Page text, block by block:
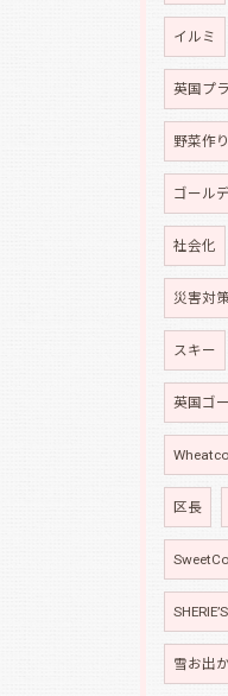
イルミ
英国プ
野菜作り
ゴール
社会化
災害対
スキー
英国ゴ
区長
雪お出